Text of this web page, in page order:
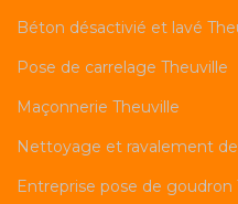
Béton désactivié et lavé
Pose de carrelage Theuville
Maçonnerie Theuville
Nettoyage et ravalement
Entreprise pose de goudron